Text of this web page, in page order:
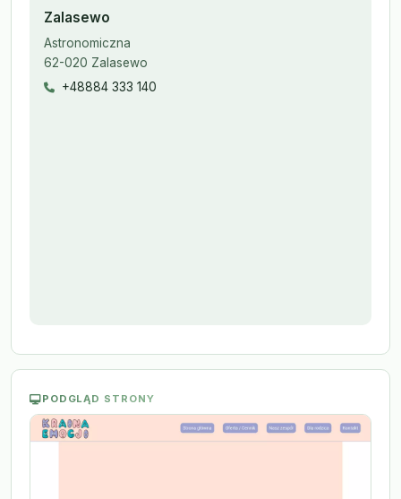
Zalasewo
Astronomiczna
62-020 Zalasewo
+48884 333 140
PODGLĄD STRONY